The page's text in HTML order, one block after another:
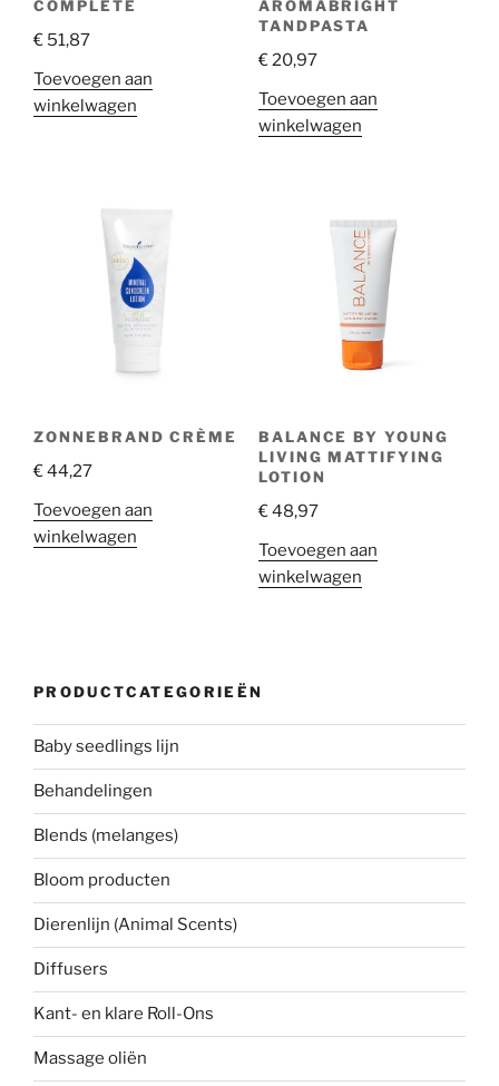
COMPLETE
€ 51,87
Toevoegen aan
winkelwagen
AROMABRIGHT
TANDPASTA
€20,97
Toevoegen aan
winkelwagen
ZONNEBRAND CRÈME
€44,27
Toevoegen aan
winkelwagen
BALANCE BY YOUNG
LIVING MATTIFYING
LOTION
€48,97
Toevoegen aan
winkelwagen
PRODUCTCATEGORIEËN
Baby seedlings lijn
Behandelingen
Blends (melanges)
Bloom producten
Dierenlijn (Animal Scents)
Diffusers
Kant- en klare Roll-Ons
Massage oliën